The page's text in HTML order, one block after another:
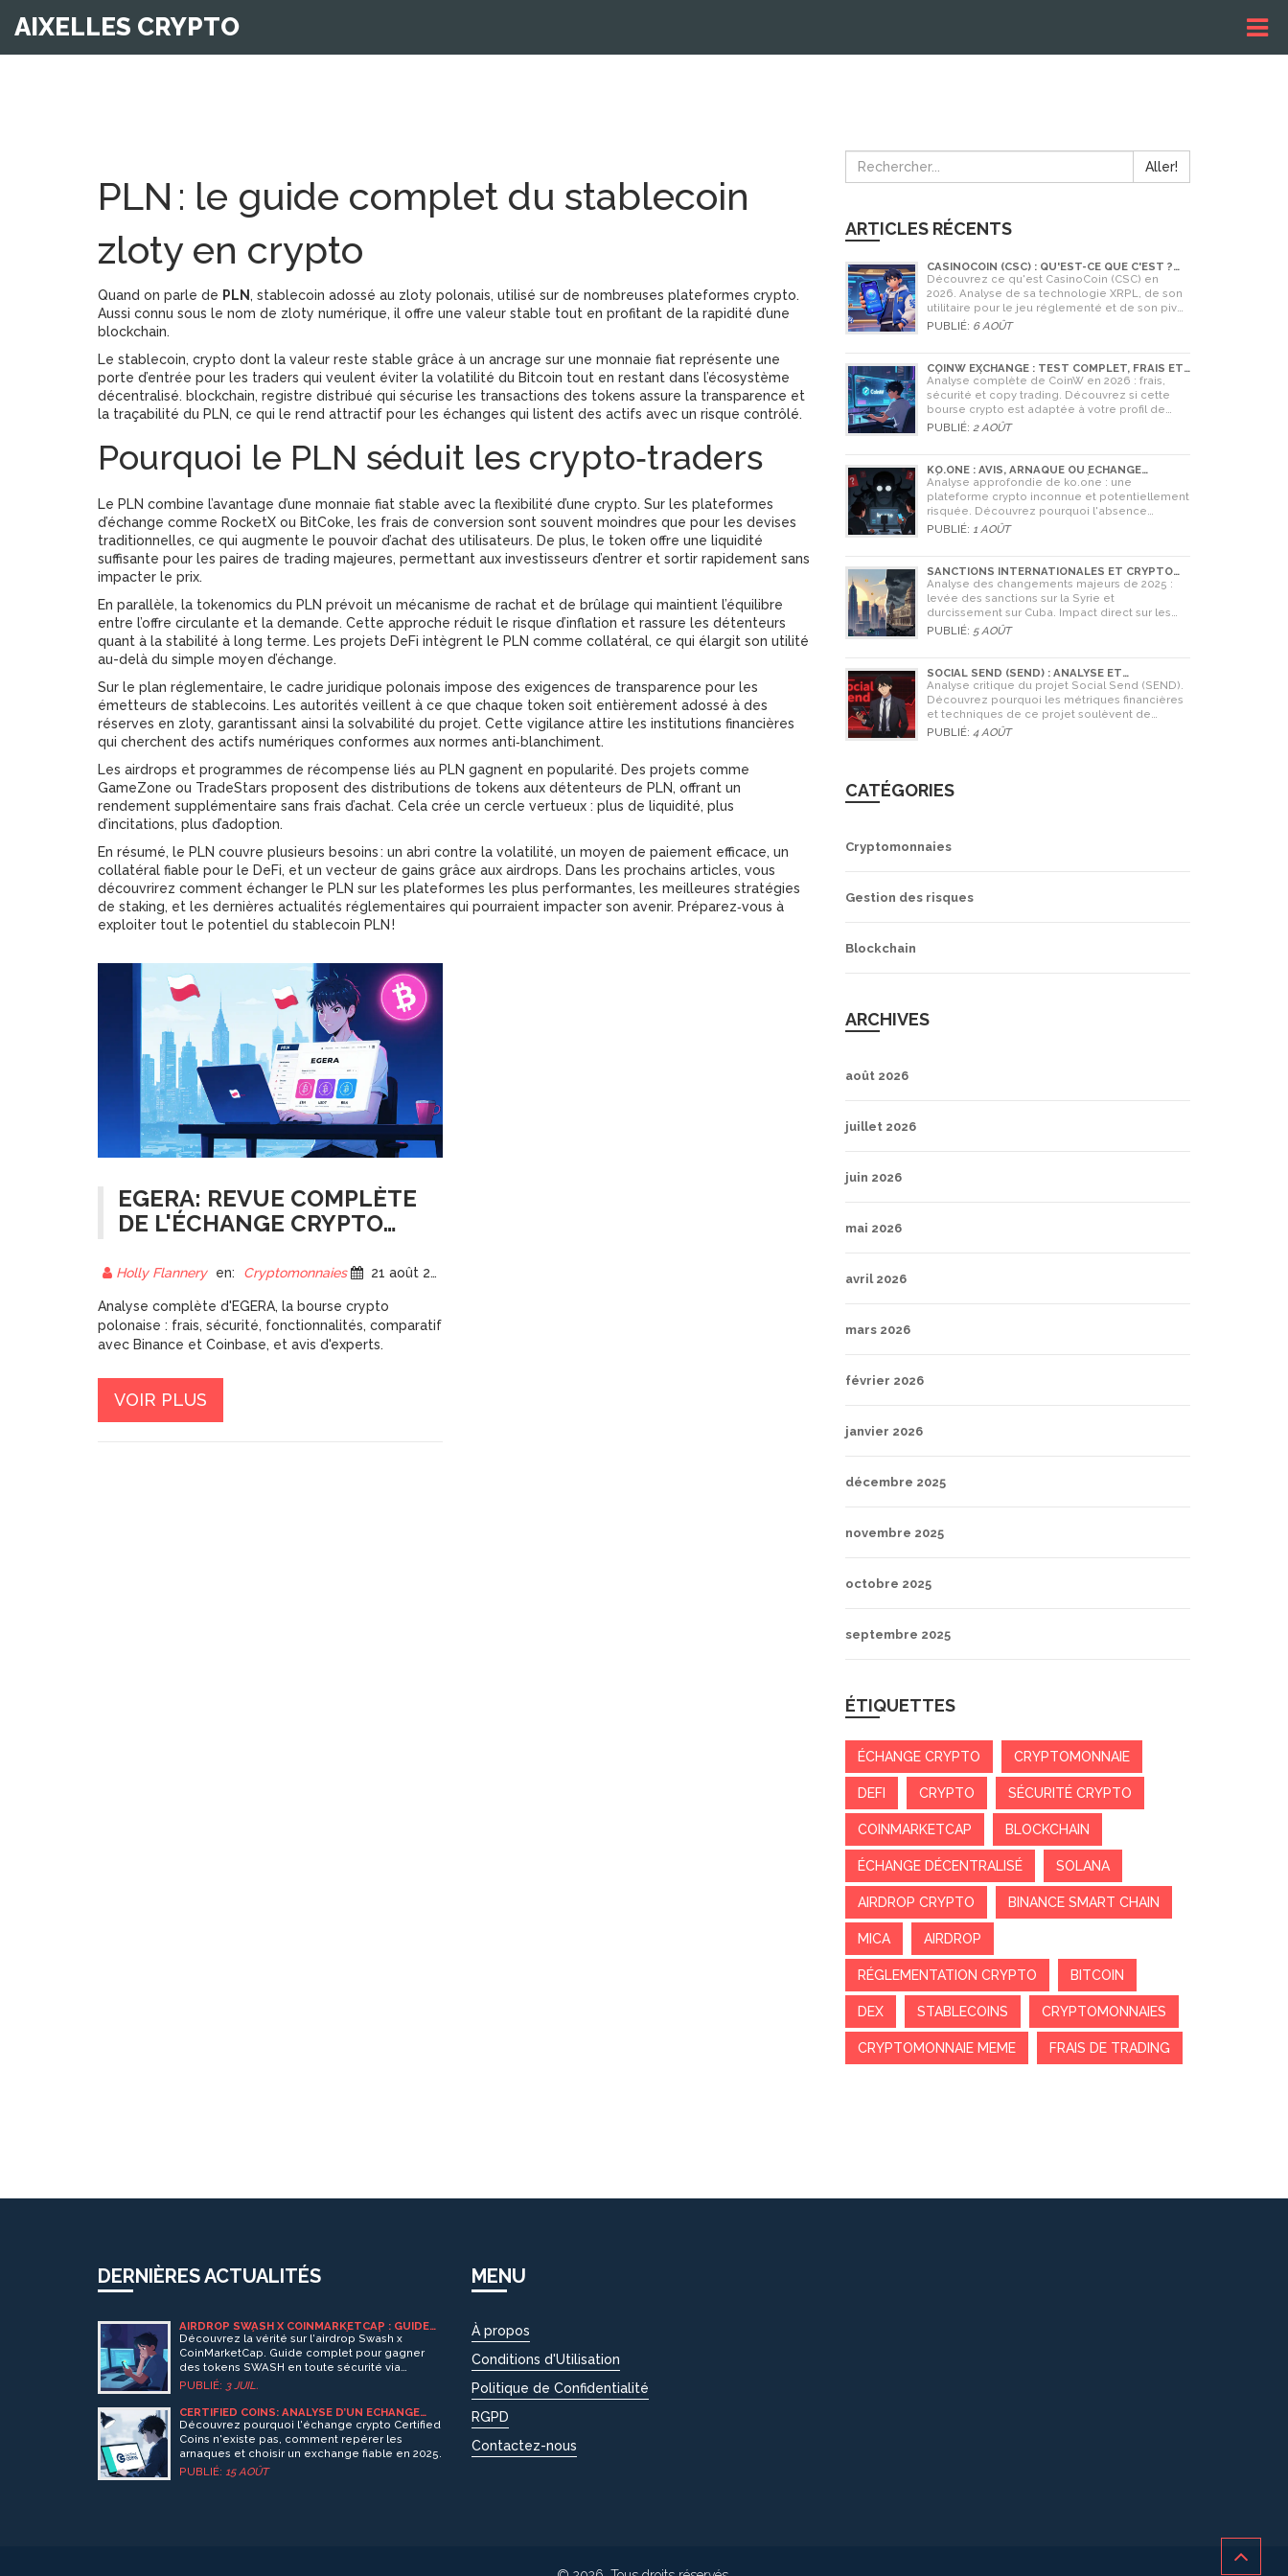
AIXELLES CRYPTO
PLN : le guide complet du stablecoin
zloty en crypto
Quand on parle de PLN , stablecoin adossé au zloty polonais, utilisé sur de nombreuses plateformes crypto.
Aussi connu sous le nom de zloty numérique, il offre une valeur stable tout en profitant de la rapidité d’une
blockchain.
Le stablecoin, crypto dont la valeur reste stable grâce à un ancrage sur une monnaie fiat représente une
porte d’entrée pour les traders qui veulent éviter la volatilité du Bitcoin tout en restant dans l’écosystème
décentralisé. blockchain, registre distribué qui sécurise les transactions des tokens assure la transparence et
la traçabilité du PLN, ce qui le rend attractif pour les échanges qui listent des actifs avec un risque contrôlé.
Pourquoi le PLN séduit les crypto‑traders
Le PLN combine l’avantage d’une monnaie fiat stable avec la flexibilité d’une crypto. Sur les plateformes
d’échange comme RocketX ou BitCoke, les frais de conversion sont souvent moindres que pour les devises
traditionnelles, ce qui augmente le pouvoir d’achat des utilisateurs. De plus, le token offre une liquidité
suffisante pour les paires de trading majeures, permettant aux investisseurs d’entrer et sortir rapidement sans
impacter le prix.
En parallèle, la tokenomics du PLN prévoit un mécanisme de rachat et de brûlage qui maintient l’équilibre
entre l’offre circulante et la demande. Cette approche réduit le risque d’inflation et rassure les détenteurs
quant à la stabilité à long terme. Les projets DeFi intègrent le PLN comme collatéral, ce qui élargit son utilité
au-delà du simple moyen d’échange.
Sur le plan réglementaire, le cadre juridique polonais impose des exigences de transparence pour les
émetteurs de stablecoins. Les autorités veillent à ce que chaque token soit entièrement adossé à des
réserves en zloty, garantissant ainsi la solvabilité du projet. Cette vigilance attire les institutions financières
qui cherchent des actifs numériques conformes aux normes anti‑blanchiment.
Les airdrops et programmes de récompense liés au PLN gagnent en popularité. Des projets comme
GameZone ou TradeStars proposent des distributions de tokens aux détenteurs de PLN, offrant un
rendement supplémentaire sans frais d’achat. Cela crée un cercle vertueux : plus de liquidité, plus
d’incitations, plus d’adoption.
En résumé, le PLN couvre plusieurs besoins : un abri contre la volatilité, un moyen de paiement efficace, un
collatéral fiable pour le DeFi, et un vecteur de gains grâce aux airdrops. Dans les prochains articles, vous
découvrirez comment échanger le PLN sur les plateformes les plus performantes, les meilleures stratégies
de staking, et les dernières actualités réglementaires qui pourraient impacter son avenir. Préparez‑vous à
exploiter tout le potentiel du stablecoin PLN !
EGERA: REVUE COMPLÈTE
DE L'ÉCHANGE CRYPTO
Holly Flannery en: Cryptomonnaies 21 août 2025
Analyse complète d'EGERA, la bourse crypto
polonaise : frais, sécurité, fonctionnalités, comparatif
avec Binance et Coinbase, et avis d'experts.
VOIR PLUS
Aller!
ARTICLES RÉCENTS
CASINOCOIN (CSC) : QU'EST-CE QUE C'EST ?
GUIDE COMPLET, TOKENOMICS ET AVENIR EN
2026
Découvrez ce qu'est CasinoCoin (CSC) en
2026. Analyse de sa technologie XRPL, de son
utilitaire pour le jeu réglementé et de son pivot
stratégique vers LuckyHash.
PUBLIÉ: 6 AOÛT
COINW EXCHANGE : TEST COMPLET, FRAIS ET
SÉCURITÉ EN 2026
Analyse complète de CoinW en 2026 : frais,
sécurité et copy trading. Découvrez si cette
bourse crypto est adaptée à votre profil de
trader.
PUBLIÉ: 2 AOÛT
KO.ONE : AVIS, ARNAQUE OU ÉCHANGE
LÉGITIME ? ANALYSE COMPLÈTE
Analyse approfondie de ko.one : une
plateforme crypto inconnue et potentiellement
risquée. Découvrez pourquoi l'absence
d'information est un danger, comparez avec
PUBLIÉ: 1 AOÛT
SANCTIONS INTERNATIONALES ET CRYPTO
EN SYRIE ET CUBA : L'IMPACT MAJEUR DE 2025
Analyse des changements majeurs de 2025 :
levée des sanctions sur la Syrie et
durcissement sur Cuba. Impact direct sur les
banques, le commerce et l'utilisation des
PUBLIÉ: 5 AOÛT
SOCIAL SEND (SEND) : ANALYSE ET
AVERTISSEMENTS CRITIQUES POUR 2026
Analyse critique du projet Social Send (SEND).
Découvrez pourquoi les métriques financières
et techniques de ce projet soulèvent de
graves doutes quant à sa légitimité en 2026.
PUBLIÉ: 4 AOÛT
CATÉGORIES
Cryptomonnaies
Gestion des risques
Blockchain
ARCHIVES
août 2026
juillet 2026
juin 2026
mai 2026
avril 2026
mars 2026
février 2026
janvier 2026
décembre 2025
novembre 2025
octobre 2025
septembre 2025
ÉTIQUETTES
ÉCHANGE CRYPTO CRYPTOMONNAIE
DEFI CRYPTO SÉCURITÉ CRYPTO
COINMARKETCAP BLOCKCHAIN
ÉCHANGE DÉCENTRALISÉ SOLANA
AIRDROP CRYPTO BINANCE SMART CHAIN
MICA AIRDROP
RÉGLEMENTATION CRYPTO BITCOIN
DEX STABLECOINS CRYPTOMONNAIES
CRYPTOMONNAIE MEME FRAIS DE TRADING
DERNIÈRES ACTUALITÉS
AIRDROP SWASH X COINMARKETCAP : GUIDE
COMPLET, MÉCANISMES ET RÉALITÉ (2026)
Découvrez la vérité sur l'airdrop Swash x
CoinMarketCap. Guide complet pour gagner
des tokens SWASH en toute sécurité via
l'extension navigateur, éviter les arnaques et
PUBLIÉ: 3 JUIL.
CERTIFIED COINS: ANALYSE D’UN ÉCHANGE
CRYPTO INEXISTANT ET GUIDE DE
PRÉVENTION
Découvrez pourquoi l'échange crypto Certified
Coins n'existe pas, comment repérer les
arnaques et choisir un exchange fiable en 2025.
PUBLIÉ: 15 AOÛT
MENU
À propos
Conditions d'Utilisation
Politique de Confidentialité
RGPD
Contactez-nous